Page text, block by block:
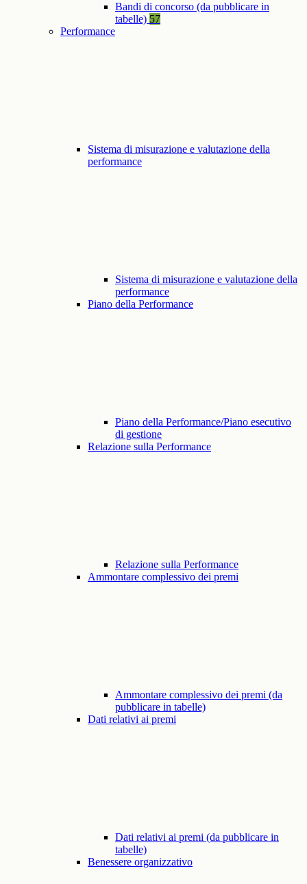
Bandi di concorso (da pubblicare in
tabelle) 57
Performance
Sistema di misurazione e valutazione della
performance
Sistema di misurazione e valutazione della
performance
Piano della Performance
Piano della Performance/Piano esecutivo
di gestione
Relazione sulla Performance
Relazione sulla Performance
Ammontare complessivo dei premi
Ammontare complessivo dei premi (da
pubblicare in tabelle)
Dati relativi ai premi
Dati relativi ai premi (da pubblicare in
tabelle)
Benessere organizzativo